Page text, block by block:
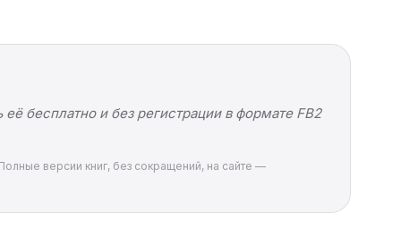
бесплатно и без регистрации в формате FB2
версии книг, без сокращений, на сайте —